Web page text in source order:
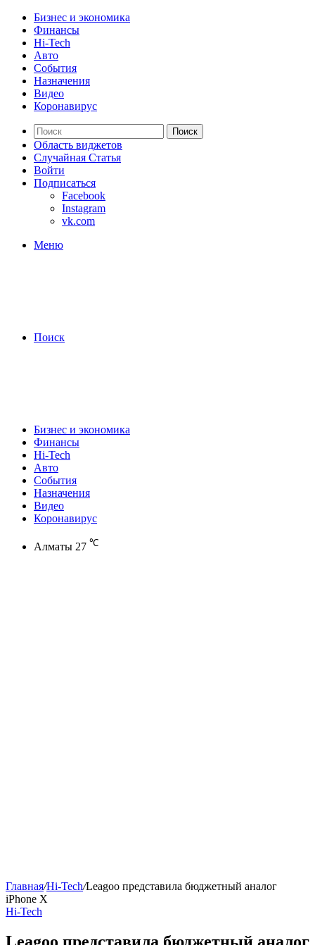
Бизнес и экономика
Финансы
Hi-Tech
Авто
События
Назначения
Видео
Коронавирус
Поиск
Область виджетов
Случайная Статья
Войти
Подписаться
Facebook
Instagram
vk.com
Меню
Поиск
Бизнес и экономика
Финансы
Hi-Tech
Авто
События
Назначения
Видео
Коронавирус
Алматы 27 ℃
Главная/Hi-Tech/Leagoo представила бюджетный аналог
iPhone X
Hi-Tech